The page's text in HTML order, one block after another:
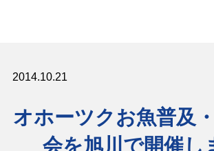
2014.10.21
オホーツクお魚普及
会を旭川で開催し